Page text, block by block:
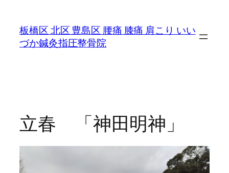
板橋区 北区 豊島区 腰痛 膝痛 肩こり いい
づか鍼灸指圧整骨院
立春 「神田明神」